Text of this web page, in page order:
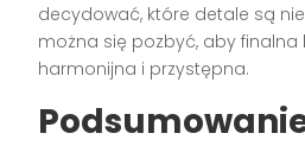
decydować, które detale są
można się pozbyć, aby finalna
harmonijna i przystępna.